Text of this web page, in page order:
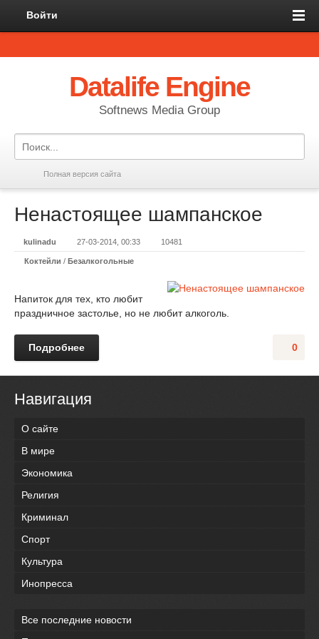
Войти
Datalife Engine
Softnews Media Group
Полная версия сайта
Ненастоящее шампанское
kulinadu 27-03-2014, 00:33 10481
Коктейли / Безалкогольные
Напиток для тех, кто любит
праздничное застолье, но не любит алкоголь.
0
Подробнее
Навигация
О сайте
В мире
Экономика
Религия
Криминал
Спорт
Культура
Инопресса
Все последние новости